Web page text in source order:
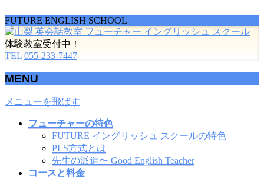
FUTURE ENGLISH SCHOOL
体験教室受付中！
TEL 055-233-7447
MENU
メニューを飛ばす
フューチャーの特色
FUTURE イングリッシュ スクールの特色
PLS方式とは
先生の派遣〜 Good English Teacher
コースと料金